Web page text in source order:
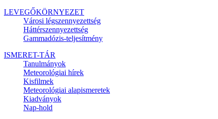
LEVEGŐKÖRNYEZET
Városi légszennyezettség
Háttérszennyezettség
Gammadózis-teljesítmény
ISMERET-TÁR
Tanulmányok
Meteorológiai hírek
Kisfilmek
Meteorológiai alapismeretek
Kiadványok
Nap-hold